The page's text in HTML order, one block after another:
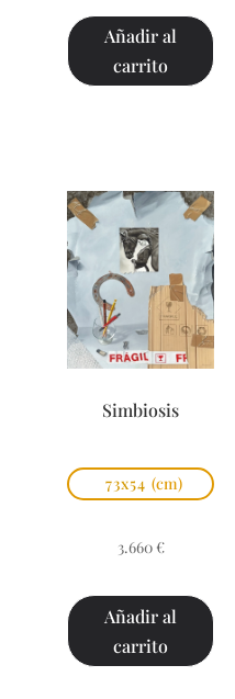
Añadir al
carrito
Simbiosis
73x54 (cm)
3.660 €
Añadir al
carrito